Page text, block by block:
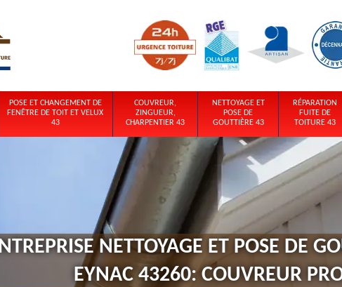
POSE ET CHANGEMENT DE
FENÊTRE DE TOIT ET VELUX
43
COUVREUR,
ZINGUEUR,
CHARPENTIER 43
NETTOYAGE ET
POSE DE
GOUTTIÈRE 43
RÉPARATION
FUITE DE
TOITURE 43
NETTOYAGE ET POSE DE
EYNAC 43260: COUVREUR